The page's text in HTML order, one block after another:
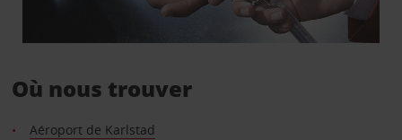
Où nous trouver
Aéroport de Karlstad